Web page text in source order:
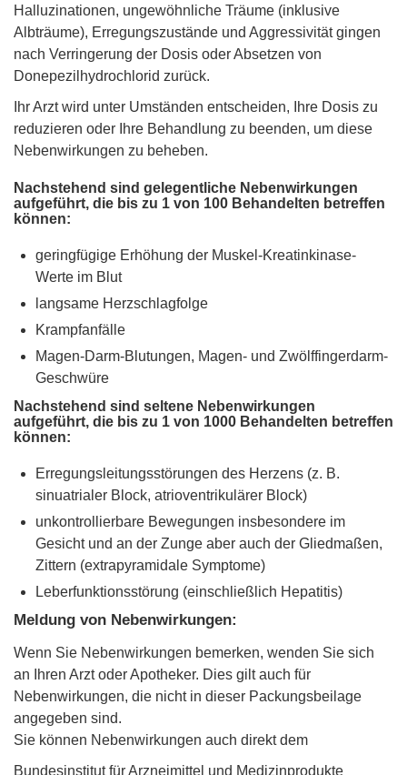
Halluzinationen, ungewöhnliche Träume (inklusive
Albträume), Erregungszustände und Aggressivität gingen
nach Verringerung der Dosis oder Absetzen von
Donepezilhydrochlorid zurück.
Ihr Arzt wird unter Umständen entscheiden, Ihre Dosis zu
reduzieren oder Ihre Behandlung zu beenden, um diese
Nebenwirkungen zu beheben.
Nachstehend sind gelegentliche Nebenwirkungen
aufgeführt, die bis zu 1 von 100 Behandelten betreffen
können:
geringfügige Erhöhung der Muskel-Kreatinkinase-
Werte im Blut
langsame Herzschlagfolge
Krampfanfälle
Magen-Darm-Blutungen, Magen- und Zwölffingerdarm-
Geschwüre
Nachstehend sind seltene Nebenwirkungen
aufgeführt, die bis zu 1 von 1000 Behandelten betreffen
können:
Erregungsleitungsstörungen des Herzens (z. B.
sinuatrialer Block, atrioventrikulärer Block)
unkontrollierbare Bewegungen insbesondere im
Gesicht und an der Zunge aber auch der Gliedmaßen,
Zittern (extrapyramidale Symptome)
Leberfunktionsstörung (einschließlich Hepatitis)
Meldung von Nebenwirkungen:
Wenn Sie Nebenwirkungen bemerken, wenden Sie sich
an Ihren Arzt oder Apotheker. Dies gilt auch für
Nebenwirkungen, die nicht in dieser Packungsbeilage
angegeben sind.
Sie können Nebenwirkungen auch direkt dem
Bundesinstitut für Arzneimittel und Medizinprodukte